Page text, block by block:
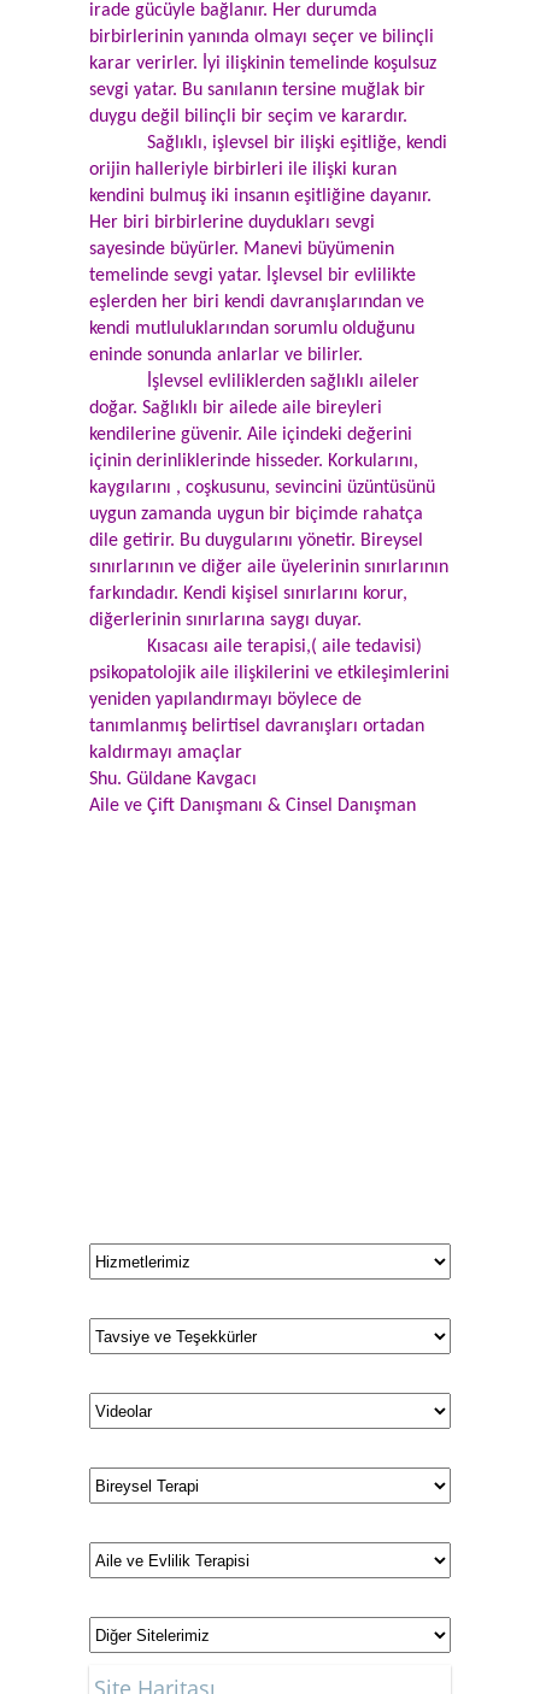
irade gücüyle bağlanır. Her durumda
birbirlerinin yanında olmayı seçer ve bilinçli
karar verirler. İyi ilişkinin temelinde koşulsuz
sevgi yatar. Bu sanılanın tersine muğlak bir
duygu değil bilinçli bir seçim ve karardır.
Sağlıklı, işlevsel bir ilişki eşitliğe, kendi
orijin halleriyle birbirleri ile ilişki kuran
kendini bulmuş iki insanın eşitliğine dayanır.
Her biri birbirlerine duydukları sevgi
sayesinde büyürler. Manevi büyümenin
temelinde sevgi yatar. İşlevsel bir evlilikte
eşlerden her biri kendi davranışlarından ve
kendi mutluluklarından sorumlu olduğunu
eninde sonunda anlarlar ve bilirler.
İşlevsel evliliklerden sağlıklı aileler
doğar. Sağlıklı bir ailede aile bireyleri
kendilerine güvenir. Aile içindeki değerini
içinin derinliklerinde hisseder. Korkularını,
kaygılarını , coşkusunu, sevincini üzüntüsünü
uygun zamanda uygun bir biçimde rahatça
dile getirir. Bu duygularını yönetir. Bireysel
sınırlarının ve diğer aile üyelerinin sınırlarının
farkındadır. Kendi kişisel sınırlarını korur,
diğerlerinin sınırlarına saygı duyar.
Kısacası aile terapisi,( aile tedavisi)
psikopatolojik aile ilişkilerini ve etkileşimlerini
yeniden yapılandırmayı böylece de
tanımlanmış belirtisel davranışları ortadan
kaldırmayı amaçlar
Shu. Güldane Kavgacı
Aile ve Çift Danışmanı & Cinsel Danışman
Site Haritası